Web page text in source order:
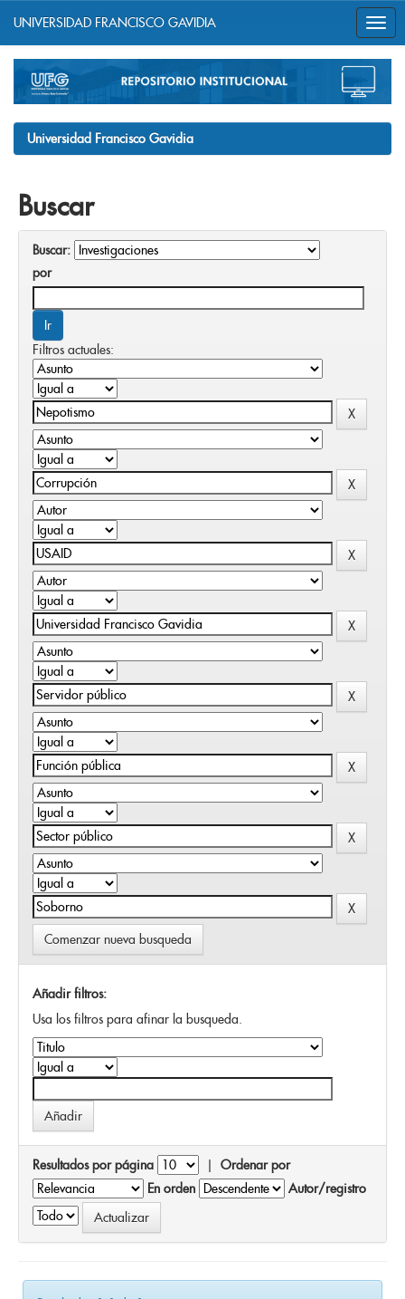
navigation
UNIVERSIDAD FRANCISCO GAVIDIA
Universidad Francisco Gavidia
Buscar
Buscar:
por
Filtros actuales:
Comenzar nueva busqueda
Añadir filtros:
Usa los filtros para afinar la busqueda.
Resultados por página | Ordenar por
En orden
Autor/registro